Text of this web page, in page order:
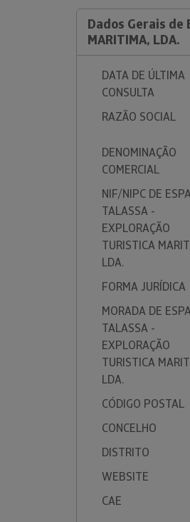
Dados Gerais de
MARITIMA, LDA.
DATA DE ÚLTIMA
CONSULTA
RAZÃO SOCIAL
DENOMINAÇÃO
COMERCIAL
NIF/NIPC DE
TALASSA -
EXPLORAÇÃO
TURISTICA
LDA.
FORMA JURÍDICA
MORADA DE
TALASSA -
EXPLORAÇÃO
TURISTICA
LDA.
CÓDIGO POSTAL
CONCELHO
DISTRITO
WEBSITE
CAE